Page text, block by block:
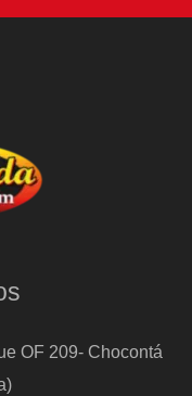
OF 209- Chocontá